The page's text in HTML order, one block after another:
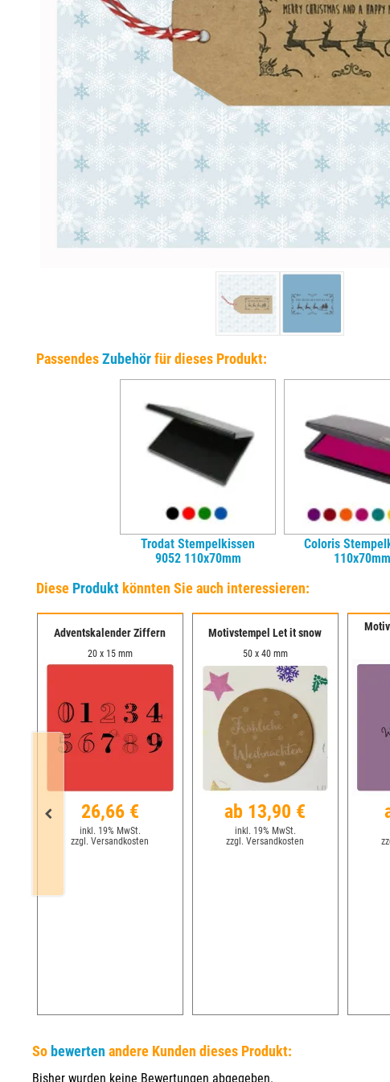
EINSÄTZE FÜR TRODAT PRÄGEZANGEN
DELRINPLATTEN FÜR PRÄGEZANGEN
PassendesZubehörfür dieses Produkt:
Trodat Stempelkissen
9052 110x70mm
Coloris
110x70mm
Diese Produktkönnten Sie auch interessieren:
Adventskalender Ziffern
20 x 15 mm
26,66 €
inkl. 19% MwSt.
zzgl. Versandkosten
Motivstempel Let it snow
50 x 40 mm
ab 13,90 €
inkl. 19% MwSt.
zzgl. Versandkosten
So bewerten andere Kunden dieses Produkt:
Bisher wurden keine Bewertungen abgegeben.